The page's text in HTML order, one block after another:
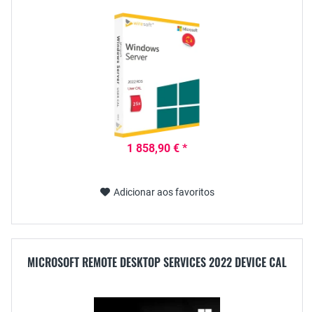
1 858,90 € *
Adicionar aos favoritos
MICROSOFT REMOTE DESKTOP SERVICES 2022 DEVICE CAL